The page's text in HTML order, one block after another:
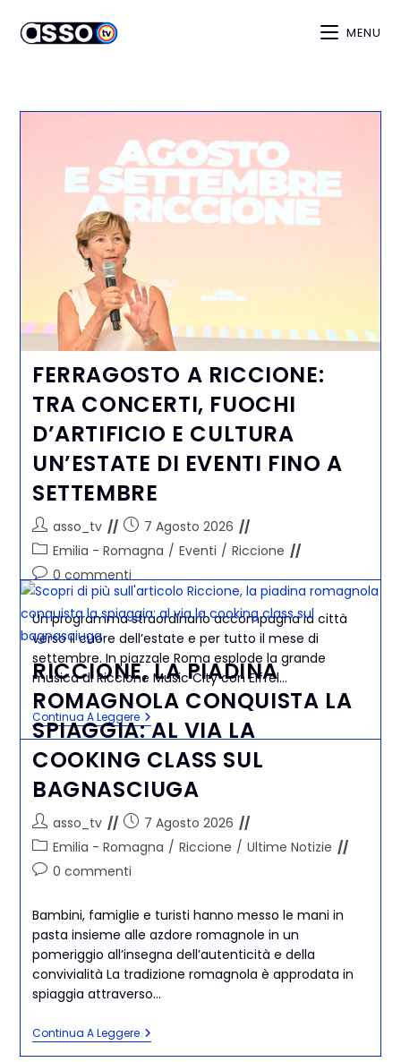
MENU
FERRAGOSTO A RICCIONE:
TRA CONCERTI, FUOCHI
D’ARTIFICIO E CULTURA
UN’ESTATE DI EVENTI FINO A
SETTEMBRE
asso_tv
7 Agosto 2026
Emilia - Romagna / Eventi / Riccione
0 commenti
Un programma straordinario accompagna la città
verso il cuore dell’estate e per tutto il mese di
settembre. In piazzale Roma esplode la grande
musica di Riccione Music City con Eiffel…
Continua A Leggere
RICCIONE, LA PIADINA
ROMAGNOLA CONQUISTA LA
SPIAGGIA: AL VIA LA
COOKING CLASS SUL
BAGNASCIUGA
asso_tv
7 Agosto 2026
Emilia - Romagna / Riccione / Ultime Notizie
0 commenti
Bambini, famiglie e turisti hanno messo le mani in
pasta insieme alle azdore romagnole in un
pomeriggio all’insegna dell’autenticità e della
convivialità La tradizione romagnola è approdata in
spiaggia attraverso…
Continua A Leggere